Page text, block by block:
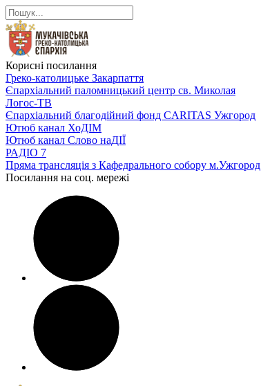
Корисні посилання
Греко-католицьке Закарпаття
Єпархіальний паломницький центр св. Миколая
Логос-ТВ
Єпархіальний благодійний фонд CARITAS Ужгород
Ютюб канал ХоДІМ
Ютюб канал Слово наДІЇ
РАДІО 7
Пряма трансляція з Кафедрального собору м.Ужгород
Посилання на соц. мережі